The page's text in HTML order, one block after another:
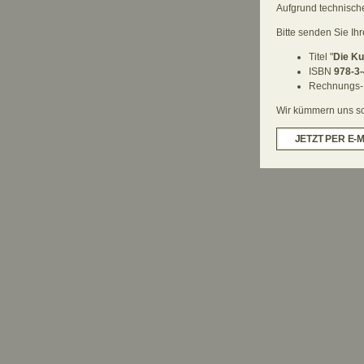
Aufgrund
Bitte senden Sie
Titel "Die
ISBN 978-
Wir kümmern uns
JETZT PER E-